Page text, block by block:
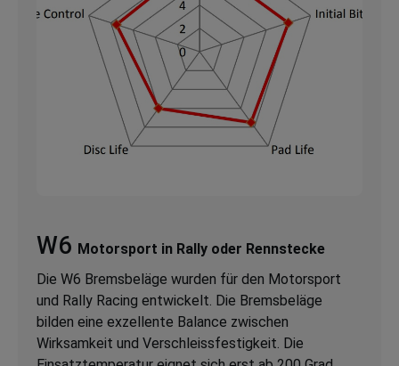
W6 Motorsport in Rally oder Rennstecke
Die W6 Bremsbeläge wurden für den Motorsport
und Rally Racing entwickelt. Die Bremsbeläge
bilden eine exzellente Balance zwischen
Wirksamkeit und Verschleissfestigkeit. Die